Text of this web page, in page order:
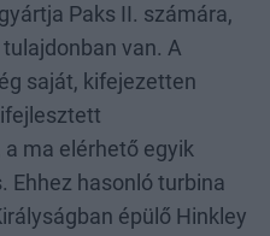
Paks II. számára,
van. A
saját, kifejezetten
ma elérhető egyik
Ehhez hasonló turbina
épülő Hinkley